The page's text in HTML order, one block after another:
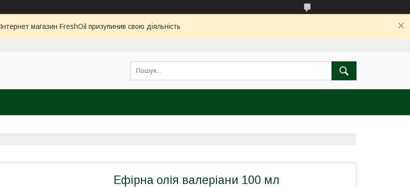
Інтернет магазин FreshOil призупинив свою діяльність
Ефірна олія валеріани 100 мл